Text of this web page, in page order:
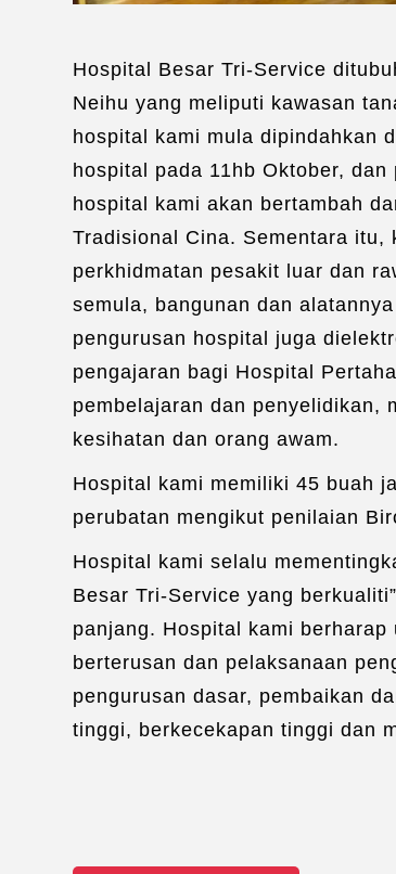
Hospital Besar Tri-Service
Neihu yang meliputi kawasan
hospital kami mula dipindahkan
hospital pada 11hb Oktober,
hospital kami akan bertambah
Tradisional Cina. Sementara itu,
perkhidmatan pesakit luar dan
semula, bangunan dan
pengurusan hospital juga
pengajaran bagi Hospital
pembelajaran dan penyelidikan,
kesihatan dan orang awam.
Hospital kami memiliki 45 buah
perubatan mengikut penilaian
Hospital kami selalu
Besar Tri-Service yang
panjang. Hospital kami
berterusan dan pelaksanaan
pengurusan dasar, pembaikan
tinggi, berkecekapan tinggi dan